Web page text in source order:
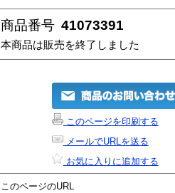
商品番号 41073391
本商品は販売を終了しました
このページを印刷する
メールでURLを送る
お気に入りに追加する
このページのURL